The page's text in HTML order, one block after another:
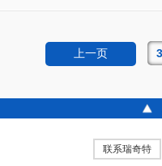
一款造纸专用增白剂RQT-AP-1。
上一页
联系瑞奇特